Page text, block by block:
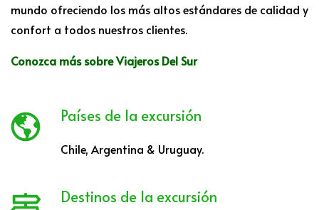
mundo ofreciendo los más altos estándares de calidad y
confort a todos nuestros clientes.
Conozca más sobre Viajeros Del Sur
Países de la excursión
Chile, Argentina & Uruguay.
Destinos de la excursión